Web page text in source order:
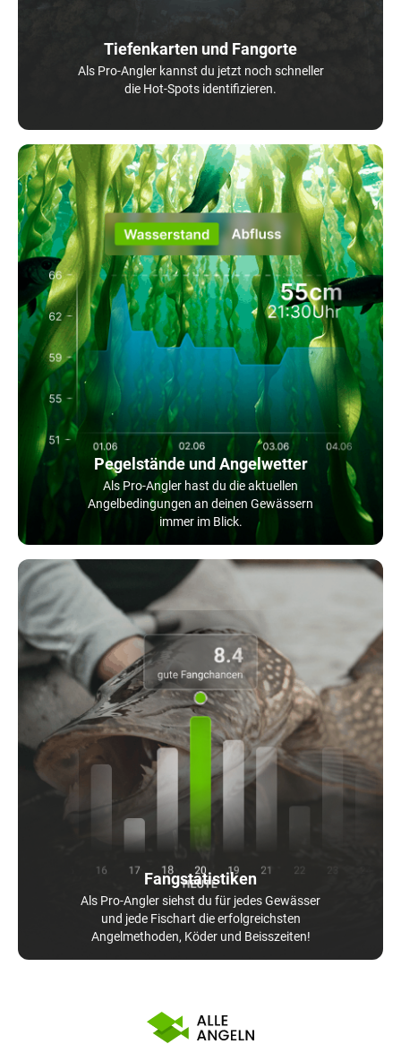
Tiefenkarten und Fangorte
Als Pro-Angler kannst du jetzt noch schneller
die Hot-Spots identifizieren.
Pegelstände und Angelwetter
Als Pro-Angler hast du die aktuellen
Angelbedingungen an deinen Gewässern
immer im Blick.
Fangstatistiken
Als Pro-Angler siehst du für jedes Gewässer
und jede Fischart die erfolgreichsten
Angelmethoden, Köder und Beisszeiten!